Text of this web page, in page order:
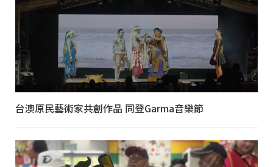
台澳原民藝術家共創作品 同登Garma音樂節